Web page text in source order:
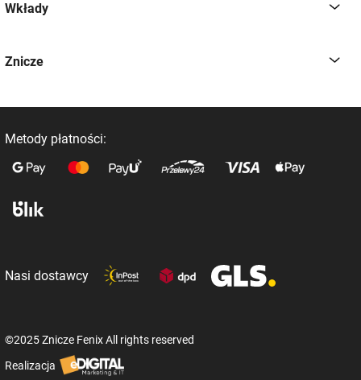
Wkłady
Znicze
Metody płatności:
Nasi dostawcy
©2025 Znicze Fenix All rights reserved
Realizacja